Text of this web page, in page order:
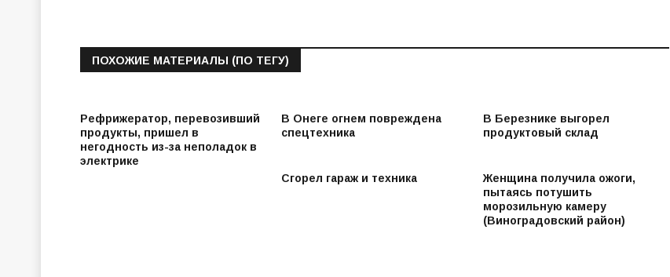
ПОХОЖИЕ МАТЕРИАЛЫ (ПО ТЕГУ)
Рефрижератор, перевозивший
продукты, пришел в
негодность из-за неполадок в
электрике
В Онеге огнем повреждена
спецтехника
В Березнике выгорел
продуктовый склад
Сгорел гараж и техника
Женщина получила ожоги,
пытаясь потушить
морозильную камеру
(Виноградовский район)